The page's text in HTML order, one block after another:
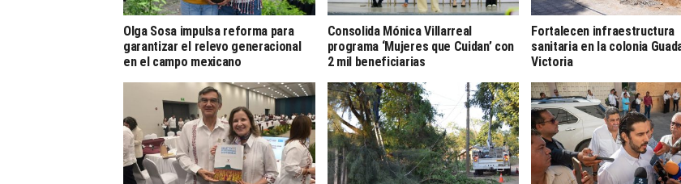
Olga Sosa impulsa reforma para
garantizar el relevo generacional
en el campo mexicano
Consolida Mónica Villarreal
programa ‘Mujeres que Cuidan’ con
2 mil beneficiarias
Fortalecen infraestructura
sanitaria en la colonia
Victoria